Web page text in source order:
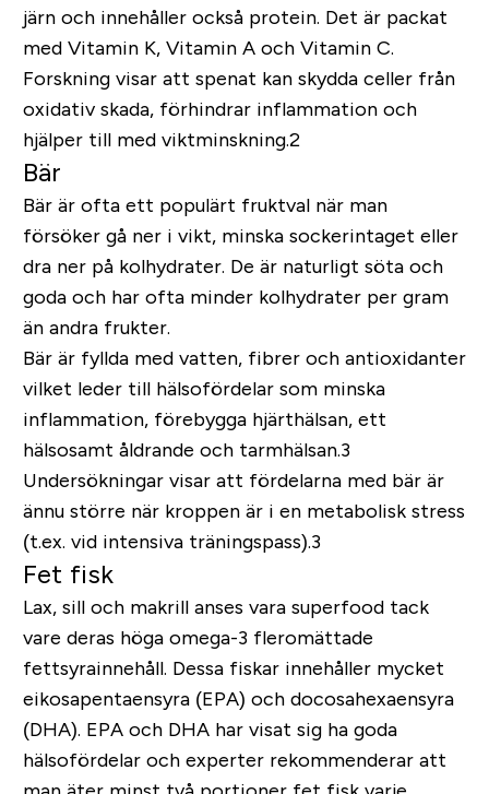
järn och innehåller också protein. Det är packat
med Vitamin K, Vitamin A och Vitamin C.
Forskning visar att spenat kan skydda celler från
oxidativ skada, förhindrar inflammation och
hjälper till med viktminskning.2
Bär
Bär är ofta ett populärt fruktval när man
försöker gå ner i vikt, minska sockerintaget eller
dra ner på kolhydrater. De är naturligt söta och
goda och har ofta minder kolhydrater per gram
än andra frukter.
Bär är fyllda med vatten, fibrer och antioxidanter
vilket leder till hälsofördelar som minska
inflammation, förebygga hjärthälsan, ett
hälsosamt åldrande och tarmhälsan.3
Undersökningar visar att fördelarna med bär är
ännu större när kroppen är i en metabolisk stress
(t.ex. vid intensiva träningspass).3
Fet fisk
Lax, sill och makrill anses vara superfood tack
vare deras höga omega-3 fleromättade
fettsyrainnehåll. Dessa fiskar innehåller mycket
eikosapentaensyra (EPA) och docosahexaensyra
(DHA). EPA och DHA har visat sig ha goda
hälsofördelar och experter rekommenderar att